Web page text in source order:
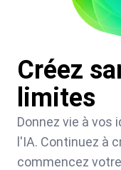
Créez
limites
Donnez vie à vos
l'IA. Continuez à
commencez